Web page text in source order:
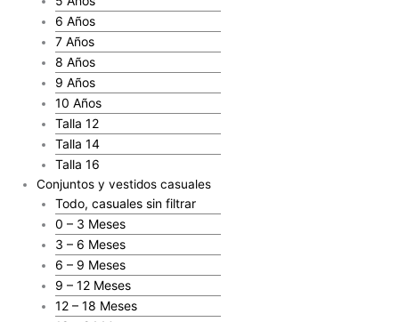
6 Años
7 Años
8 Años
9 Años
10 Años
Talla 12
Talla 14
Talla 16
Conjuntos y vestidos casuales
Todo, casuales sin filtrar
0 – 3 Meses
3 – 6 Meses
6 – 9 Meses
9 – 12 Meses
12 – 18 Meses